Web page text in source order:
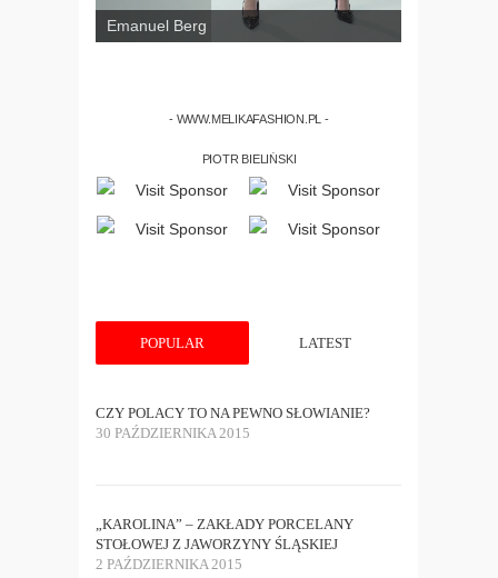
Emanuel Berg
- WWW.MELIKAFASHION.PL -
PIOTR BIELIŃSKI
POPULAR LATEST
CZY POLACY TO NA PEWNO SŁOWIANIE?
30 PAŹDZIERNIKA 2015
„KAROLINA” – ZAKŁADY PORCELANY
STOŁOWEJ Z JAWORZYNY ŚLĄSKIEJ
2 PAŹDZIERNIKA 2015